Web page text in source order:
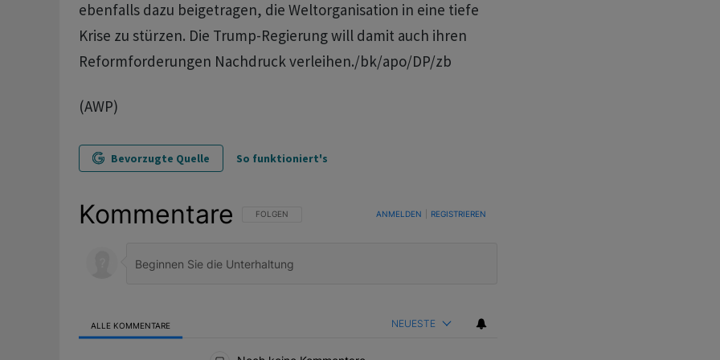
ebenfalls dazu beigetragen, die Weltorganisation in eine tiefe
Krise zu stürzen. Die Trump-Regierung will damit auch ihren
Reformforderungen Nachdruck verleihen./bk/apo/DP/zb
(AWP)
Bevorzugte Quelle So funktioniert's
Kommentare FOLGE DIESER UNTERHALTUNG, UM BENACHRICHTIGT ZU WERDEN, WENN NEUE KOMMENTARE VERÖFFENTLICHT
FOLGEN ANMELDEN REGISTRIEREN
ALLE KOMMENTARE NEUESTE